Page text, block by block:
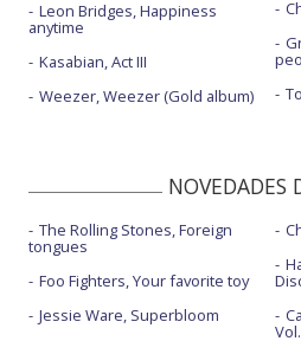
Leon Bridges, Happiness
anytime
Kasabian, Act III
Weezer, Weezer (Gold album)
NOVEDADES
The Rolling Stones, Foreign
tongues
Foo Fighters, Your favorite toy
Jessie Ware, Superbloom